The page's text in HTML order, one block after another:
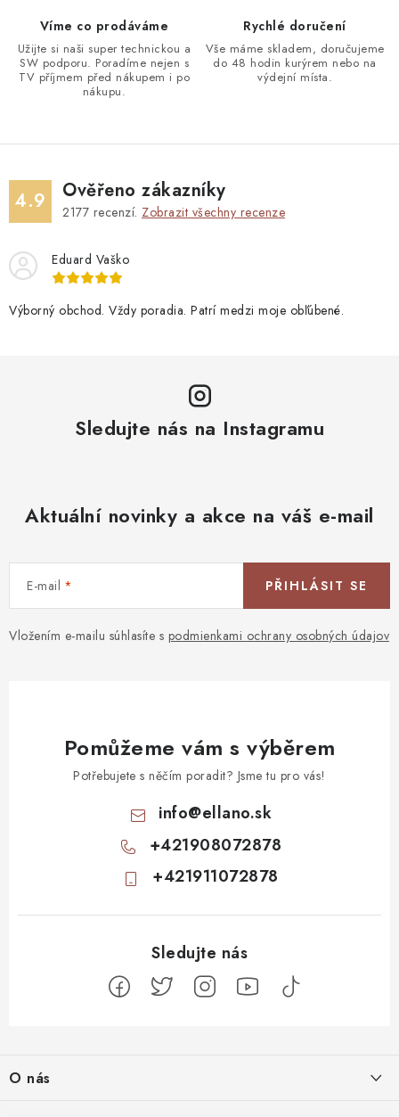
Víme co prodáváme
Užijte si naši super technickou a
SW podporu. Poradíme nejen s
TV příjmem před nákupem i po
nákupu.
Rychlé doručení
Vše máme skladem, doručujeme
do 48 hodin kurýrem nebo na
výdejní místa.
4.9 Ověřeno zákazníky
2177 recenzí. Zobrazit všechny recenze
Eduard Vaško
Výborný obchod. Vždy poradia. Patrí medzi moje obľúbené.
Sledujte nás na Instagramu
Aktuální novinky a akce na váš e-mail
E-mail
Vložením e-mailu súhlasíte s podmienkami ochrany osobných údajov
PŘIHLÁSIT SE
Pomůžeme vám s výběrem
Potřebujete s něčím poradit? Jsme tu pro vás!
info@ellano.sk
+421908072878
+421911072878
pO nás